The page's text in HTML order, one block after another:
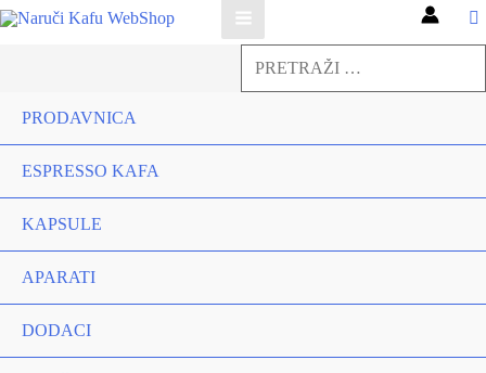
Pretraga
za:
PRODAVNICA
ESPRESSO KAFA
KAPSULE
APARATI
DODACI